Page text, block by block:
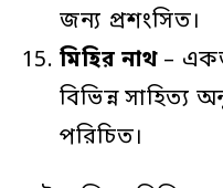
জন্য প্রশংসিত।
মিহির নাথ–
বিভিন্ন সাহিত্য
পরিচিত।